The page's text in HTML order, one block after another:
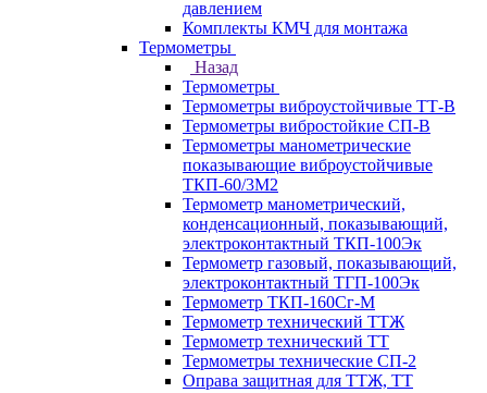
давлением
Комплекты КМЧ для монтажа
Термометры
Назад
Термометры
Термометры виброустойчивые ТТ-В
Термометры вибростойкие СП-В
Термометры манометрические
показывающие виброустойчивые
ТКП-60/3М2
Термометр манометрический,
конденсационный, показывающий,
электроконтактный ТКП-100Эк
Термометр газовый, показывающий,
электроконтактный ТГП-100Эк
Термометр ТКП-160Сг-М
Термометр технический ТТЖ
Термометр технический ТТ
Термометры технические СП-2
Оправа защитная для ТТЖ, ТТ